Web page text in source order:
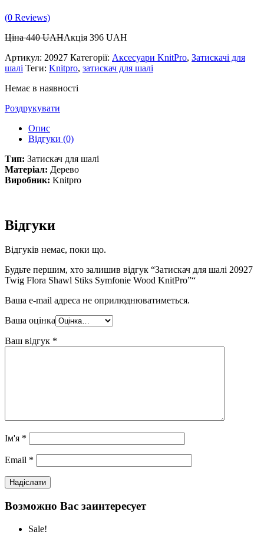
(0 Reviews)
Ціна440UAHАкція 396 UAH
Артикул: 20927 Категорії: Аксесуари KnitPro, Затискачі для
шалі Теги: Knitpro, затискач для шалі
Немає в наявності
Роздрукувати
Опис
Відгуки (0)
Тип: Затискач для шалі
Матеріал: Дерево
Виробник: Knitpro
Відгуки
Відгуків немає, поки що.
Будьте першим, хто залишив відгук “Затискач для шалі 20927
Twig Flora Shawl Stiks Symfonie Wood KnitPro”“
Ваша e-mail адреса не оприлюднюватиметься.
Ваша оцінка
Ваш відгук *
Ім'я *
Email *
Возможно Вас заинтересует
Sale!